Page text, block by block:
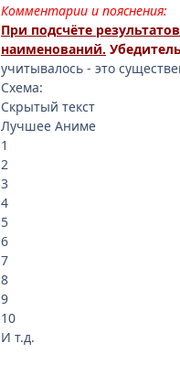
Комментарии и пояснения:
При подсчёте
наименований.
учитывалось - это
Схема:
Скрытый текст
Лучшее Аниме
1
2
3
4
5
6
7
8
9
10
И т.д.